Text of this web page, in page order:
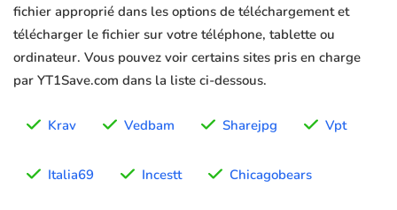
fichier approprié dans les options de téléchargement et
télécharger le fichier sur votre téléphone, tablette ou
ordinateur. Vous pouvez voir certains sites pris en charge
par YT1Save.com dans la liste ci-dessous.
Krav Vedbam Sharejpg Vpt
Italia69 Incestt Chicagobears